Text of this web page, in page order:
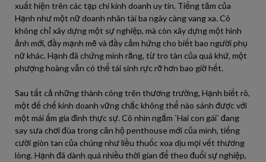
xuất hiện trên các tạp chí kinh doanh uy tín. Tiếng tăm của
Hạnh như một nữ doanh nhân tài ba ngày càng vang xa. Cô
không chỉ xây dựng một sự nghiệp, mà còn xây dựng một hình
ảnh mới, đầy mạnh mẽ và đầy cảm hứng cho biết bao người phụ
nữ khác. Hạnh đã chứng minh rằng, từ tro tàn của quá khứ, một
phượng hoàng vẫn có thể tái sinh rực rỡ hơn bao giờ hết.
Sau tất cả những thành công trên thương trường, Hạnh biết rõ,
một đế chế kinh doanh vững chắc không thể nào sánh được với
một mái ấm gia đình thực sự. Cô nhìn ngắm `Hai con gái` đang
say sưa chơi đùa trong căn hộ penthouse mới của mình, tiếng
cười giòn tan của chúng như liều thuốc xoa dịu mọi vết thương
lòng. Hạnh đã dành quá nhiều thời gian để theo đuổi sự nghiệp,